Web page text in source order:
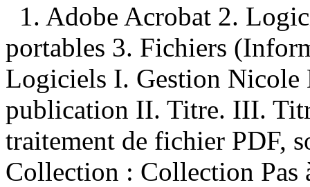
1. Adobe Acrobat 2.
portables 3. Fichiers
Logiciels I. Gestion Nicole
publication II. Titre. III.
traitement de fichier PDF,
Collection : Collection Pas